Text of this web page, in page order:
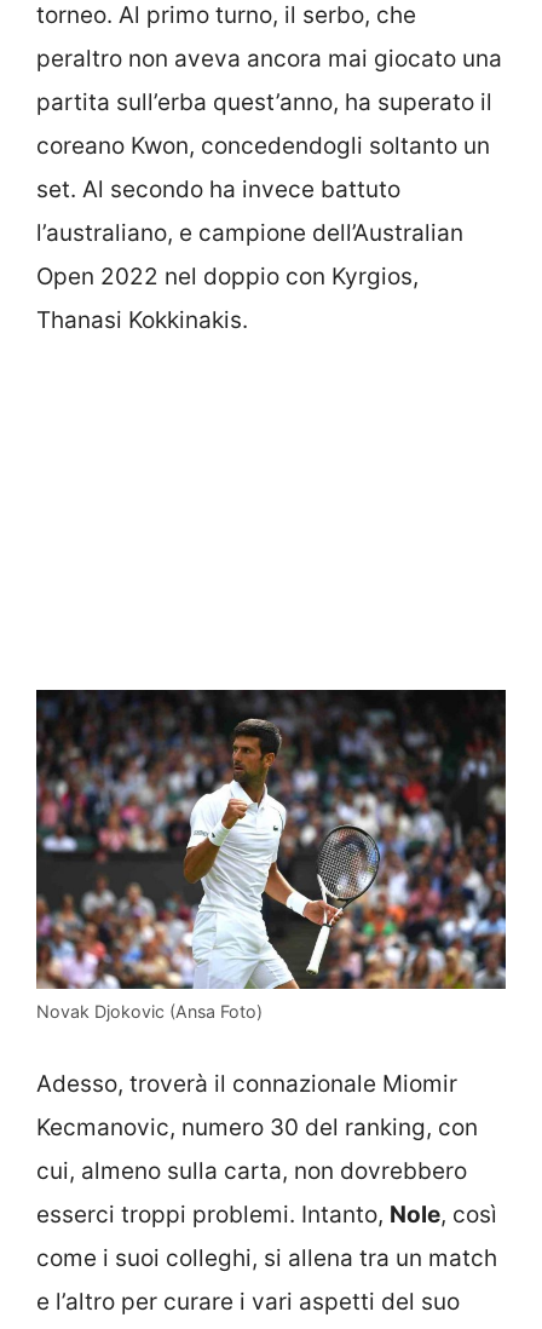
torneo. Al primo turno, il serbo, che
peraltro non aveva ancora mai giocato una
partita sull’erba quest’anno, ha superato il
coreano Kwon, concedendogli soltanto un
set. Al secondo ha invece battuto
l’australiano, e campione dell’Australian
Open 2022 nel doppio con Kyrgios,
Thanasi Kokkinakis.
Novak Djokovic (Ansa Foto)
Adesso, troverà il connazionale Miomir
Kecmanovic, numero 30 del ranking, con
cui, almeno sulla carta, non dovrebbero
esserci troppi problemi. Intanto, Nole, così
come i suoi colleghi, si allena tra un match
e l’altro per curare i vari aspetti del suo